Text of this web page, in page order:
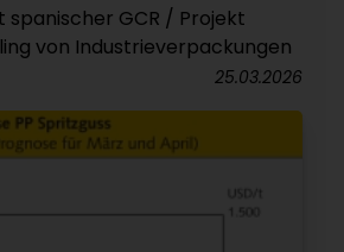
spanischer GCR / Projekt
von Industrieverpackungen
25.03.2026